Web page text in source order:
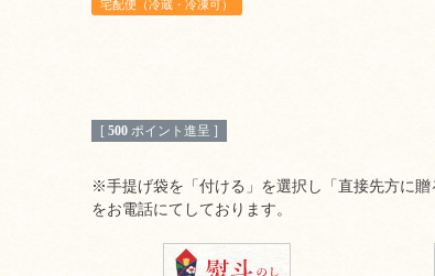
宅配便（冷蔵・冷凍可）
[ 500 ポイント進呈 ]
※手提げ袋を「付ける」を選択し「直接先方に
をお電話にてしております。